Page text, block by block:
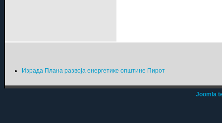
Израда Плана развоја енергетике општине Пирот
Joomla